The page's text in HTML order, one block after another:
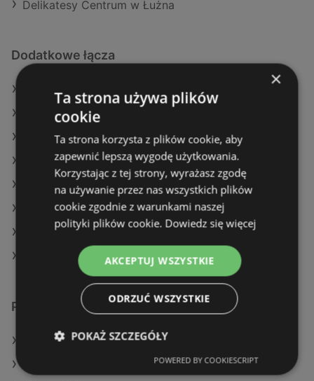
Delikatesy Centrum w Łużna
Dodatkowe łącza
Oferty Delikatesy Centrum
Oferty Aldi
Oferty Żabka
Aktualne gazetki Netto
Aktualne gazetki Action
Aktualne gazetki Carrefour
Aktualne gazetki Selgros
Aktualne gazetki Biedronka
Podobne sklepy detaliczne
Oferty Kaufland
×
Ta strona używa plików
cookie
Ta strona korzysta z plików cookie, aby
zapewnić lepszą wygodę użytkowania.
Korzystając z tej strony, wyrażasz zgodę
na używanie przez nas wszystkich plików
cookie zgodnie z warunkami naszej
polityki plików cookie. Dowiedz się więcej
AKCEPTUJ WSZYSTKIE
ODRZUĆ WSZYSTKIE
POKAŻ SZCZEGÓŁY
POWERED BY COOKIESCRIPT